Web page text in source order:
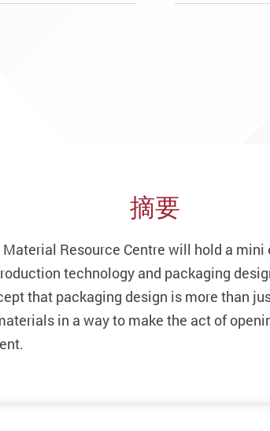
摘要
Material Resource Centre will hold a
technology and packaging
that packaging design is more than
in a way to make the act of